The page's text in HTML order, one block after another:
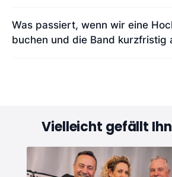
Was passiert, wenn wir eine
buchen und die Band kurzfristig
Vielleicht gefällt